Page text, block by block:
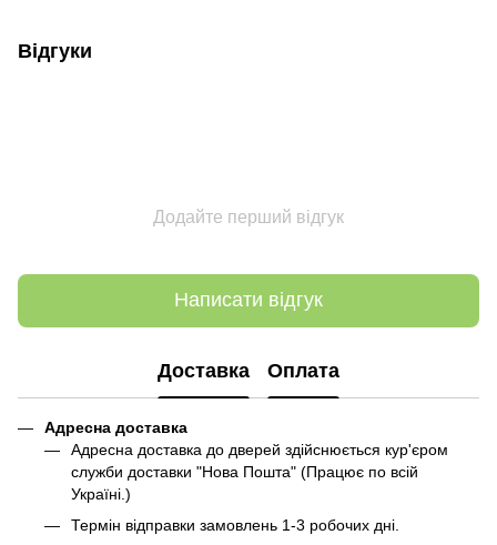
Відгуки
Додайте перший відгук
Написати відгук
Доставка Оплата
Адресна доставка
Адресна доставка до дверей здійснюється кур'єром
служби доставки "Нова Пошта" (Працює по всій
Україні.)
Термін відправки замовлень 1-3 робочих дні.